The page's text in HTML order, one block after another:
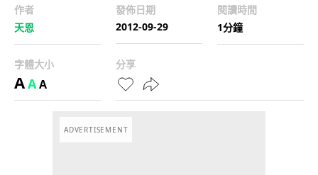
作者
天恩
發佈日期
2012-09-29
閱讀時間
1分鐘
字體大小
AAA
分享
ADVERTISEMENT